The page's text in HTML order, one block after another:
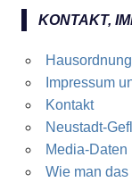
KONTAKT,
Hausordnung
Impressum
Kontakt
Neustadt-
Media-
Wie man